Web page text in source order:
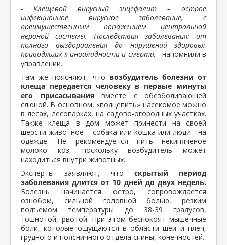
- Клещевой вирусный энцефалит – острое
инфекционное вирусное заболевание, с
преимущественным поражением центральной
нервной системы. Последствия заболевания: от
полного выздоровления до нарушений здоровья,
приводящих к инвалидности и смерти, - напомнили в
управлении.
Там же поясняют, что возбудитель болезни от
клеща передается человеку в первые минуты
его присасываниявместе с обезболивающей
слюной. В основном, «подцепить» насекомое можно
в лесах, лесопарках, на садово-огородных участках.
Также клеща в дом может принести на своей
шерсти животное – собака или кошка или люди - на
одежде. Не рекомендуется пить некипячёное
молоко коз, поскольку возбудитель может
находиться внутри животных.
Эксперты заявляют, что скрытый период
заболевания длится от 10 дней до двух недель.
Болезнь начинается остро, сопровождается
ознобом, сильной головной болью, резким
подъемом температуры до 38-39 градусов,
тошнотой, рвотой. При этом беспокоят мышечные
боли, которые ощущаются в области шеи и плеч,
грудного и поясничного отдела спины, конечностей.